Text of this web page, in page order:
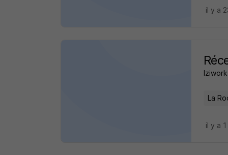
il y a
Iziwork
La
il y a